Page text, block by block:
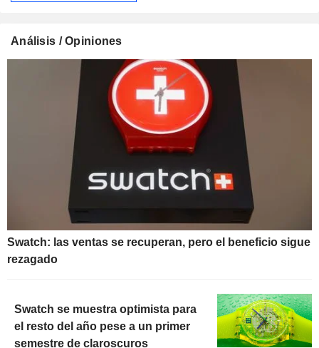
Análisis / Opiniones
Swatch: las ventas se recuperan, pero el beneficio sigue
rezagado
Swatch se muestra optimista para
el resto del año pese a un primer
semestre de claroscuros